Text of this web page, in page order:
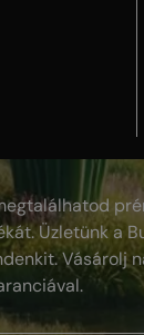
Üzletünk a
Vásárolj